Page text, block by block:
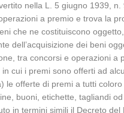
nella L. 5 giugno 1939, n.
a premio e trova la
che ne costituiscono
dell’acquisizione dei beni
tra concorsi e operazioni
cui i premi sono offerti ad
offerte di premi a tutti
buoni, etichette, tagliandi
in termini simili il Decreto